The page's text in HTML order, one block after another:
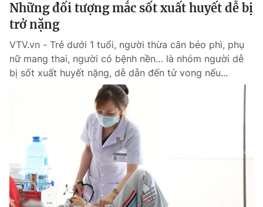
Góc doanh nghiệp
Truyền hình
Phim VTV
Hậu trường
Nhân vật
Giải trí
Điện ảnh
Đời sống
Chất lượng cuộc sống
Tuyển sinh
Học trực tuyến
Công nghệ
Hitech Công nghệ tương lai
Sản phẩm
Giao lưu trực tuyến
Những đối tượng mắc sốt xuất huyết dễ bị
trở nặng
VTV.vn - Trẻ dưới 1 tuổi, người thừa cân béo phì, phụ
nữ mang thai, người có bệnh nền… là nhóm người dễ
bị sốt xuất huyết nặng, dễ dẫn đến tử vong nếu...